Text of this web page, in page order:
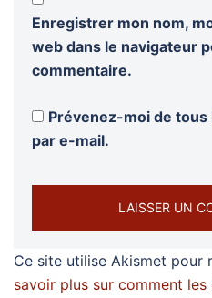
Enregistrer mon nom,
web dans le navigateur
commentaire.
Prévenez-moi de
par e-mail.
Ce site utilise Akismet pour
savoir plus sur comment